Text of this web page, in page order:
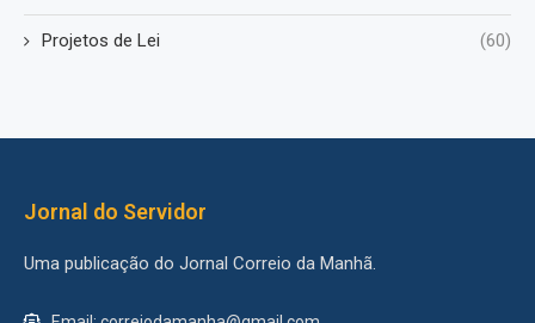
Projetos de Lei (60)
Jornal do Servidor
Uma publicação do Jornal Correio da Manhã.